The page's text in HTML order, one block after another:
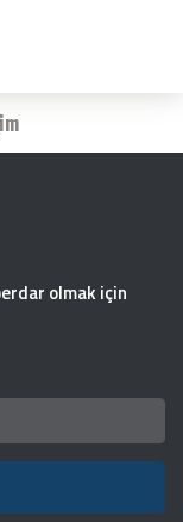
olmak için